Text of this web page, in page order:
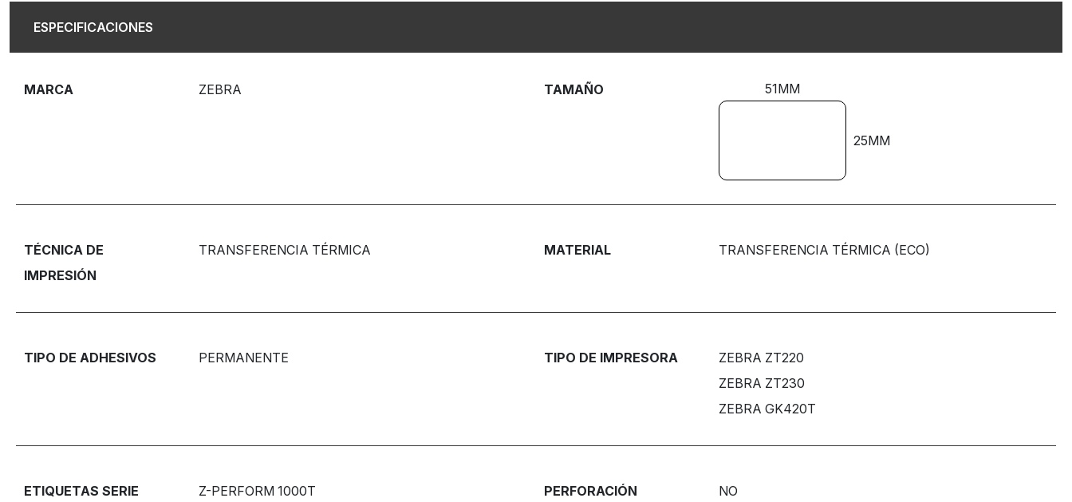
ESPECIFICACIONES
MARCA ZEBRA TAMAÑO 51MM
25MM
TÉCNICA DE
IMPRESIÓN
TRANSFERENCIA TÉRMICA MATERIAL TRANSFERENCIA TÉRMICA (ECO)
TIPO DE ADHESIVOS PERMANENTE TIPO DE IMPRESORA
ZEBRA ZT220
ZEBRA ZT230
ZEBRA GK420T
ETIQUETAS SERIE Z-PERFORM 1000T PERFORACIÓN NO